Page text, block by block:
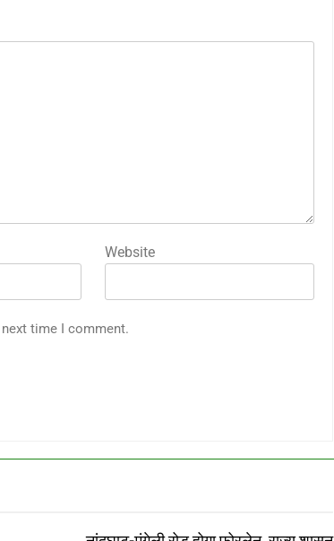
Website
time I comment.